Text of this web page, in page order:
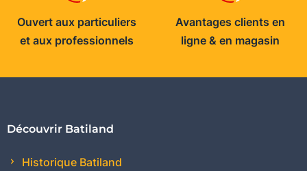
Ouvert aux particuliers
et aux professionnels
Avantages clients en
ligne & en magasin
Découvrir Batiland
Historique Batiland